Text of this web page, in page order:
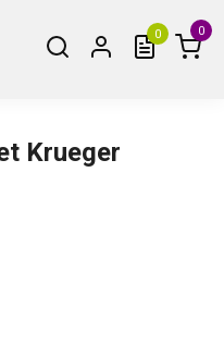
0 0
Krueger